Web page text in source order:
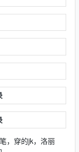
，穿的jk，洛丽